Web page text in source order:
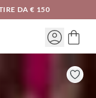
DA € 150